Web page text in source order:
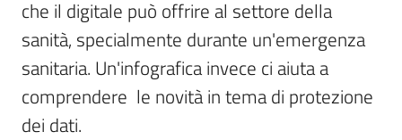
che il digitale può offrire al settore della
sanità, specialmente durante un'emergenza
sanitaria. Un'infografica invece ci aiuta a
comprendere  le novità in tema di protezione
dei dati.